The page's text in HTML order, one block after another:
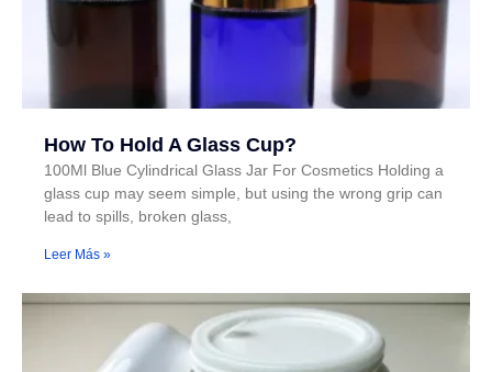
How To Hold A Glass Cup?
100Ml Blue Cylindrical Glass Jar For Cosmetics Holding a
glass cup may seem simple, but using the wrong grip can
lead to spills, broken glass,
Leer Más »